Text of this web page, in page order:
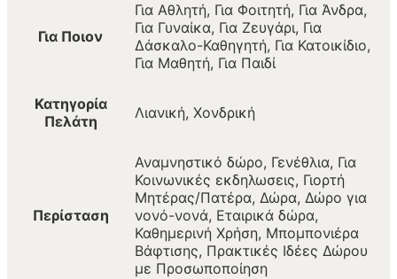
Για Ποιον
Για Αθλητή, Για Φοιτητή, Για Άνδρα,
Για Γυναίκα, Για Ζευγάρι, Για
Δάσκαλο-Καθηγητή, Για Κατοικίδιο,
Για Μαθητή, Για Παιδί
Κατηγορία
Πελάτη
Λιανική, Χονδρική
Περίσταση
Αναμνηστικό δώρο, Γενέθλια, Για
Κοινωνικές εκδηλωσεις, Γιορτή
Μητέρας/Πατέρα, Δώρα, Δώρο για
νονό-νονά, Εταιρικά δώρα,
Καθημερινή Χρήση, Μπομπονιέρα
Βάφτισης, Πρακτικές Ιδέες Δώρου
με Προσωποποίηση